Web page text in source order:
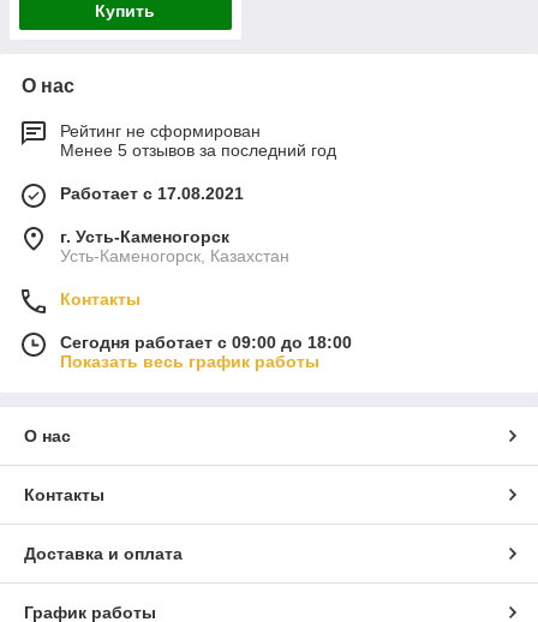
Купить
О нас
Рейтинг не сформирован
Менее 5 отзывов за последний год
Работает с 17.08.2021
г. Усть-Каменогорск
Усть-Каменогорск, Казахстан
Контакты
Сегодня работает с 09:00 до 18:00
Показать весь график работы
О нас
Контакты
Доставка и оплата
График работы